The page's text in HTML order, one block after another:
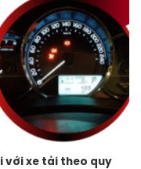
với xe tải theo quy